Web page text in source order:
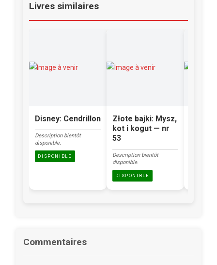
Livres similaires
Disney: Cendrillon
Description bientôt
disponible.
DISPONIBLE
Złote bajki: Mysz,
kot i kogut — nr
53
Description bientôt
disponible.
DISPONIBLE
Commentaires